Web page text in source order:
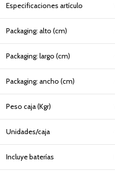
Especificaciones artículo
Packaging: alto (cm)
Packaging: largo (cm)
Packaging: ancho (cm)
Peso caja (Kgr)
Unidades/caja
Incluye baterías